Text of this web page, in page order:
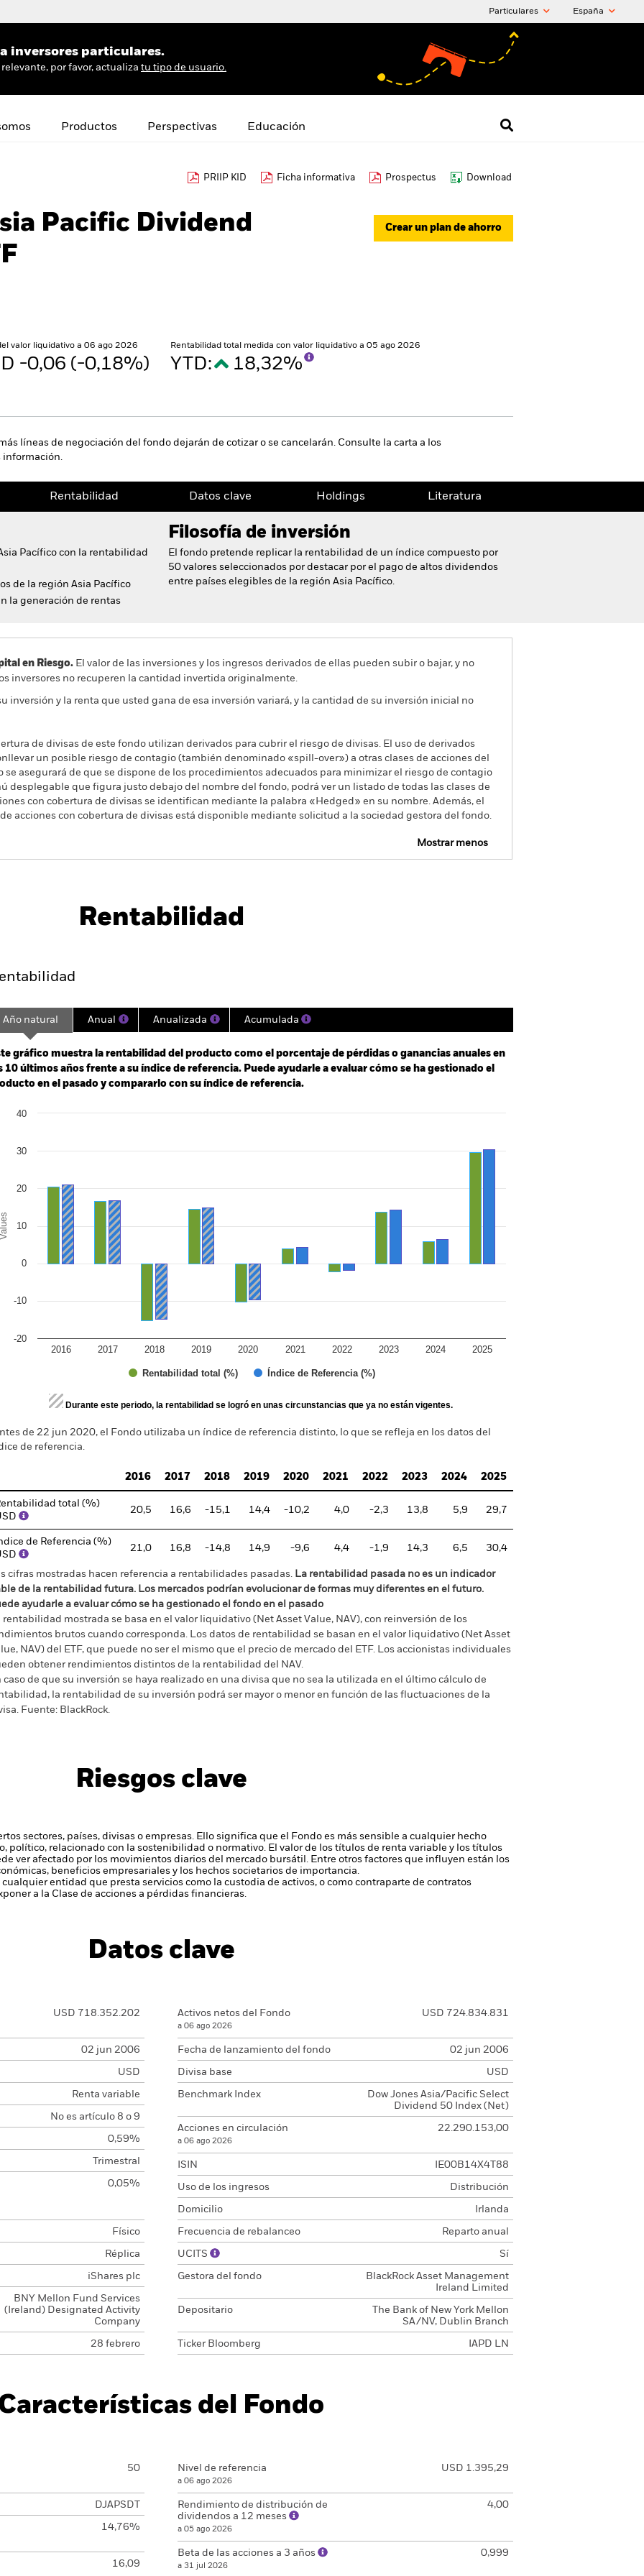
Particulares España
inversores particulares.
por favor, actualiza tu tipo de usuario.
Productos Perspectivas Educación
PRIIP KID Ficha informativa Prospectus Download
Pacific Dividend
Crear un plan de ahorro
valor liquidativo a 06 ago 2026
-0,06 (-0,18%)
Rentabilidad total medida con valor liquidativo a 05 ago 2026
YTD: 18,32%
líneas de negociación del fondo dejarán de cotizar o se cancelarán. Consulte la carta a los
información.
Rentabilidad Datos clave Holdings Literatura
Pacífico con la rentabilidad
de la región Asia Pacífico
la generación de rentas
Filosofía de inversión
El fondo pretende replicar la rentabilidad de un índice compuesto por
50 valores seleccionados por destacar por el pago de altos dividendos
entre países elegibles de la región Asia Pacífico.
en Riesgo. El valor de las inversiones y los ingresos derivados de ellas pueden subir o bajar, y no
inversores no recuperen la cantidad invertida originalmente.
inversión y la renta que usted gana de esa inversión variará, y la cantidad de su inversión inicial no
de divisas de este fondo utilizan derivados para cubrir el riesgo de divisas. El uso de derivados
un posible riesgo de contagio (también denominado «spill-over») a otras clases de acciones del
se asegurará de que se dispone de los procedimientos adecuados para minimizar el riesgo de contagio
desplegable que figura justo debajo del nombre del fondo, podrá ver un listado de todas las clases de
con cobertura de divisas se identifican mediante la palabra «Hedged» en su nombre. Además, el
acciones con cobertura de divisas está disponible mediante solicitud a la sociedad gestora del fondo.
Mostrar menos
Rentabilidad
2006-04-01 00:00:00 to 2026-08-05 00:00:00.
-240 to 480.
Año natural Anual Anualizada Acumulada
gráfico muestra la rentabilidad del producto como el porcentaje de pérdidas o ganancias anuales en
10 últimos años frente a su índice de referencia. Puede ayudarle a evaluar cómo se ha gestionado el
en el pasado y compararlo con su índice de referencia.
chart with 2 data series.
Values
Rentabilidad total (%) Índice de Referencia (%)
2016 2017 2018 2019 2020 2021 2022 2023 2024 2025
-20
-10
0
10
20
30
40
of interactive chart.
Durante este periodo, la rentabilidad se logró en unas circunstancias que ya no están vigentes.
de 22 jun 2020, el Fondo utilizaba un índice de referencia distinto, lo que se refleja en los datos del
de referencia.
2016 2017 2018 2019 2020 2021 2022 2023 2024 2025
total (%)
20,5 16,6 -15,1 14,4 -10,2 4,0 -2,3 13,8 5,9 29,7
de Referencia (%)
21,0 16,8 -14,8 14,9 -9,6 4,4 -1,9 14,3 6,5 30,4
cifras mostradas hacen referencia a rentabilidades pasadas. La rentabilidad pasada no es un indicador
de la rentabilidad futura. Los mercados podrían evolucionar de formas muy diferentes en el futuro.
ayudarle a evaluar cómo se ha gestionado el fondo en el pasado
rentabilidad mostrada se basa en el valor liquidativo (Net Asset Value, NAV), con reinversión de los
brutos cuando corresponda. Los datos de rentabilidad se basan en el valor liquidativo (Net Asset
NAV) del ETF, que puede no ser el mismo que el precio de mercado del ETF. Los accionistas individuales
obtener rendimientos distintos de la rentabilidad del NAV.
caso de que su inversión se haya realizado en una divisa que no sea la utilizada en el último cálculo de
la rentabilidad de su inversión podrá ser mayor o menor en función de las fluctuaciones de la
Fuente: BlackRock.
Riesgos clave
sectores, países, divisas o empresas. Ello significa que el Fondo es más sensible a cualquier hecho
político, relacionado con la sostenibilidad o normativo. El valor de los títulos de renta variable y los títulos
ver afectado por los movimientos diarios del mercado bursátil. Entre otros factores que influyen están los
beneficios empresariales y los hechos societarios de importancia.
entidad que presta servicios como la custodia de activos, o como contraparte de contratos
a la Clase de acciones a pérdidas financieras.
Datos clave
USD 718.352.202
02 jun 2006
USD
Renta variable
No es artículo 8 o 9
0,59%
Trimestral
0,05%
Físico
Réplica
iShares plc
BNY Mellon Fund Services
(Ireland) Designated Activity
Company
28 febrero
Activos netos del Fondo
a 06 ago 2026
USD 724.834.831
Fecha de lanzamiento del fondo 02 jun 2006
Divisa base USD
Benchmark Index
Dow Jones Asia/Pacific Select
Dividend 50 Index (Net)
Acciones en circulación
a 06 ago 2026
22.290.153,00
ISIN IE00B14X4T88
Uso de los ingresos Distribución
Domicilio Irlanda
Frecuencia de rebalanceo Reparto anual
UCITS Sí
Gestora del fondo
BlackRock Asset Management
Ireland Limited
Depositario
The Bank of New York Mellon
SA/NV, Dublin Branch
Ticker Bloomberg IAPD LN
del Fondo
50
DJAPSDT
14,76%
16,09
Nivel de referencia
a 06 ago 2026
USD 1.395,29
Rendimiento de distribución de
dividendos a 12 meses
a 05 ago 2026
4,00
Beta de las acciones a 3 años
a 31 jul 2026
0,999